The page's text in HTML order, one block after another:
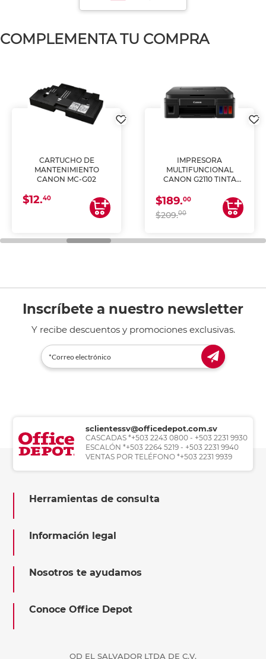
COMPLEMENTA TU COMPRA
CARTUCHO DE
MANTENIMIENTO
CANON MC-G02
$12.40
IMPRESORA
MULTIFUNCIONAL
CANON G2110 TINTA
$189.00
$209.00
Inscríbete a nuestro newsletter
Y recibe descuentos y promociones exclusivas.
sclientessv@officedepot.com.sv
CASCADAS *+503 2243 0800 - +503 2231 9930
ESCALÓN *+503 2264 5219 - +503 2231 9940
VENTAS POR TELÉFONO *+503 2231 9939
Herramientas de consulta
Información legal
Nosotros te ayudamos
Conoce Office Depot
OD EL SALVADOR LTDA DE C.V.